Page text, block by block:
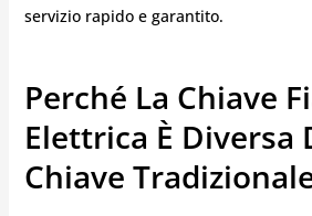
servizio rapido e garantito.
Perché La Chiave
Elettrica È Diversa
Chiave